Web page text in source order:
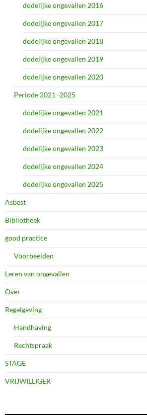
dodelijke ongevallen 2016
dodelijke ongevallen 2017
dodelijke ongevallen 2018
dodelijke ongevallen 2019
dodelijke ongevallen 2020
Periode 2021 -2025
dodelijke ongevallen 2021
dodelijke ongevallen 2022
dodelijke ongevallen 2023
dodelijke ongevallen 2024
dodelijke ongevallen 2025
Asbest
Bibliotheek
good practice
Voorbeelden
Leren van ongevallen
Over
Regelgeving
Handhaving
Rechtspraak
STAGE
VRIJWILLIGER